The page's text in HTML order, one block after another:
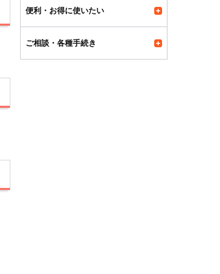
便利・お得に使いたい
ご相談・各種手続き